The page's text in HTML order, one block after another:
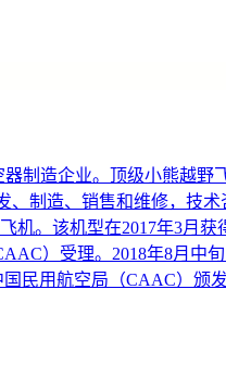
制造企业。顶级小熊越野
制造、销售和维修，技
机。该机型在2017年3月
）受理。2018年8月中
民用航空局（CAAC）颁